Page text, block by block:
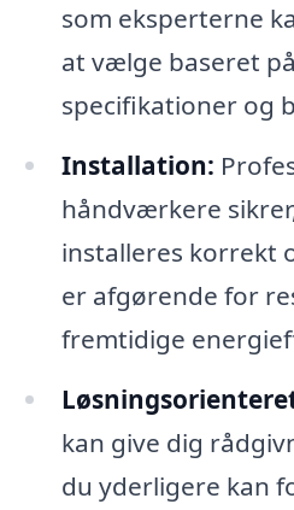
som eksperterne
at vælge baseret
specifikationer og
Installation:
håndværkere
installeres korrekt
er afgørende for
fremtidige
kan give dig
du yderligere kan